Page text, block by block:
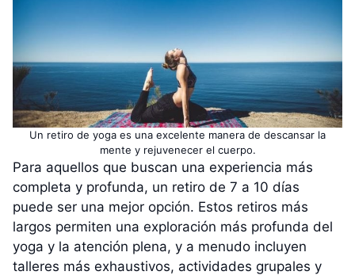
Un retiro de yoga es una excelente manera de descansar la
mente y rejuvenecer el cuerpo.
Para aquellos que buscan una experiencia más
completa y profunda, un retiro de 7 a 10 días
puede ser una mejor opción. Estos retiros más
largos permiten una exploración más profunda del
yoga y la atención plena, y a menudo incluyen
talleres más exhaustivos, actividades grupales y